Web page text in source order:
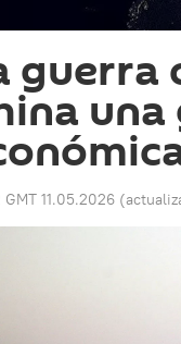
guerra
GMT 11.05.2026